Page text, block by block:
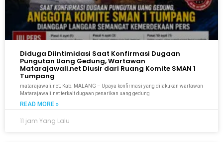
Diduga Diintimidasi Saat Konfirmasi Dugaan
Pungutan Uang Gedung, Wartawan
Matarajawali.net Diusir dari Ruang Komite SMAN 1
Tumpang
matarajawali.net; Kab. MALANG – Upaya konfirmasi yang dilakukan wartawan
Matarajawali.net terkait dugaan penarikan uang gedung
READ MORE »
11 jam Yang Lalu